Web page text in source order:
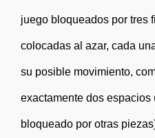
juego bloqueados por tres
colocadas al azar, cada
su posible movimiento,
exactamente dos espacios
bloqueado por otras